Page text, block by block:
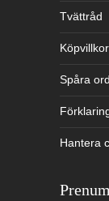
Tvättråd
Köpvillkor
Spåra
Hantera